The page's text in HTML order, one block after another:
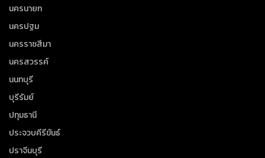
นครนายก
นครปฐม
นครราชสีมา
นครสวรรค์
นนทบุรี
บุรีรัมย์
ปทุมธานี
ประจวบคีรีขันธ์
ปราจีนบุรี